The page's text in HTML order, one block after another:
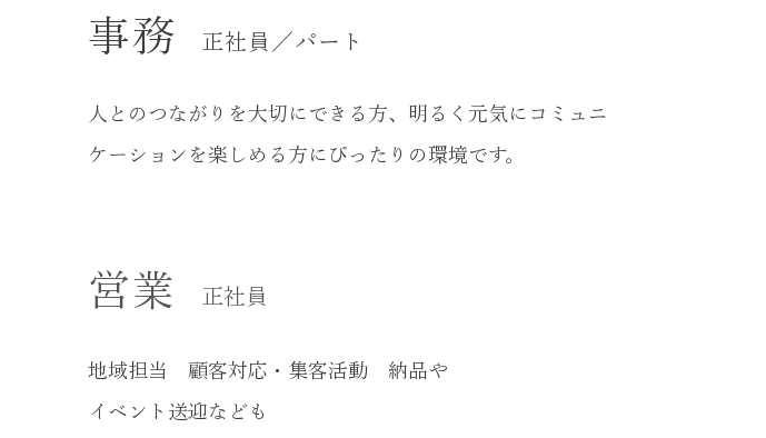
事務 正社員／パート
人とのつながりを大切にできる方、明るく元気にコミュニ
ケーションを楽しめる方にぴったりの環境です。
営業 ​正社員
地域担当 顧客対応・集客活動 納品や
イベント送迎なども